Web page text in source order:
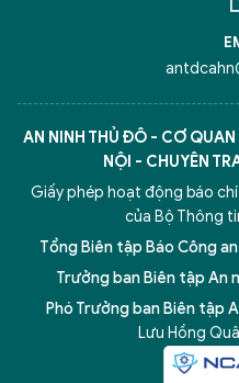
AN NINH THỦ ĐÔ - CƠ
NỘI - CHUYÊN
Giấy phép hoạt động báo chí
của Bộ Thông
Tổng Biên tập Báo Công
Trưởng ban Biên tập An
Phó Trưởng ban Biên tập
Lưu Hồng
5 điểm nghẽn của Hà Nội